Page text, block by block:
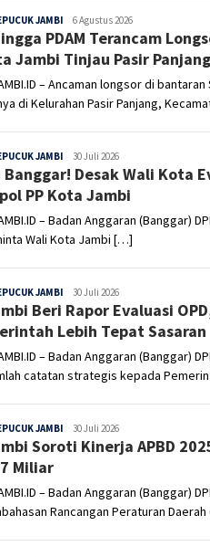
JAMBI Sepucuk
Jambi
6 Agustus 2026
PDAM Terancam
Jambi Tinjau Pasir Panjang
– Ancaman longsor di bantaran
di Kelurahan Pasir Panjang,
JAMBI Sepucuk
Jambi
30 Juli 2026
Desak Wali Kota
PP Kota Jambi
– Badan Anggaran (Banggar)
Wali Kota Jambi […]
JAMBI Sepucuk
Jambi
30 Juli 2026
Beri Rapor Evaluasi
Lebih Tepat Sasaran
– Badan Anggaran (Banggar)
catatan strategis kepada
JAMBI Sepucuk
Jambi
30 Juli 2026
Soroti Kinerja APBD
Miliar
– Badan Anggaran (Banggar)
Rancangan Peraturan